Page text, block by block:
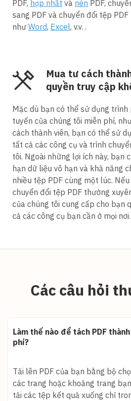
PDF, hợp nhất và nén PDF,
sang PDF và chuyển đổi tệp
như Word, Excel, v.v. .
Mua tư cách
quyền truy cập
Mặc dù bạn có thể sử dụng
tuyến của chúng tôi miễn phí,
cách thành viên, bạn có thể sử
tất cả các công cụ và trình
tôi. Ngoài những lợi ích này, bạn
hạn dữ liệu vô hạn và khả năng
nhiều tệp PDF cùng một lúc.
chuyển đổi tệp PDF thường
của chúng tôi cung cấp cho bạn
cả các công cụ bạn cần ở mọi nơi.
Các câu hỏi
Làm thế nào để tách PDF
phí?
Tải lên PDF của bạn bằng bộ
các trang hoặc khoảng trang
tải các tệp kết quả xuống chỉ